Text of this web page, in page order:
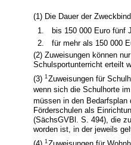
(1) Die Dauer der
1.
bis 150 000 Euro fünf
2.
für mehr als 150 000
(2) Zuweisungen können
Schulsportunterricht erteilt
(3)1 Zuweisungen für
wenn sich die Schulhorte
müssen in den
Förderschulen als
(SächsGVBl. S. 494), die
worden ist, in der jeweils
1